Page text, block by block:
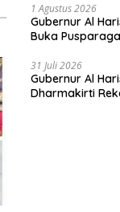
1 Agustus 2026
Gubernur Al
Buka
Dorong
31 Juli 2026
Gubernur Al
Dharmakirti